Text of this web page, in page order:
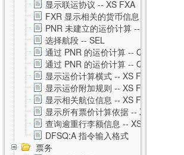
显示联运协议 -- XS FXA
FXR 显示相关的货币信息 -- XS FXR
PNR 未建立的运价计算 -- XS FSP
选择航段 -- SEL
通过 PNR 的运价计算 -- QTE
通过 PNR 的运价计算 -- QTE 私有运价
显示运价计算横式 -- XS FSQ
显示运价附加规则 -- XS FSG
显示相关航位信息 -- XS FSS
显示所有票价计算依据 -- XS FSU
查询逾重行李额信息 -- XS FSB
DFSQ:A 指令输入格式
票务